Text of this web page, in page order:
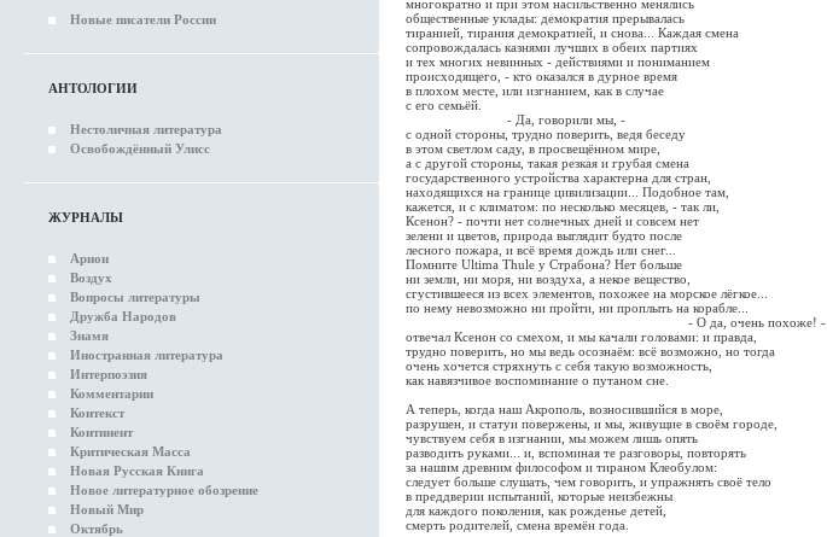
Новые писатели России
АНТОЛОГИИ
Нестоличная литература
Освобождённый Улисс
ЖУРНАЛЫ
Арион
Воздух
Вопросы литературы
Дружба Народов
Знамя
Иностранная литература
Интерпоэзия
Комментарии
Контекст
Континент
Критическая Масса
Новая Русская Книга
Новое литературное обозрение
Новый Мир
Октябрь
многократно и при этом насильственно менялись
общественные уклады: демократия прерывалась
тиранией, тирания демократией, и снова... Каждая смена
сопровождалась казнями лучших в обеих партиях
и тех многих невинных - действиями и пониманием
происходящего, - кто оказался в дурное время
в плохом месте, или изгнанием, как в случае
с его семьёй.
- Да, говорили мы, -
с одной стороны, трудно поверить, ведя беседу
в этом светлом саду, в просвещённом мире,
а с другой стороны, такая резкая и грубая смена
государственного устройства характерна для стран,
находящихся на границе цивилизации... Подобное там,
кажется, и с климатом: по несколько месяцев, - так ли,
Ксенон? - почти нет солнечных дней и совсем нет
зелени и цветов, природа выглядит будто после
лесного пожара, и всё время дождь или снег...
Помните Ultima Thule у Страбона? Нет больше
ни земли, ни моря, ни воздуха, а некое вещество,
сгустившееся из всех элементов, похожее на морское лёгкое...
по нему невозможно ни пройти, ни проплыть на корабле...
- О да, очень похоже! -
отвечал Ксенон со смехом, и мы качали головами: и правда,
трудно поверить, но мы ведь осознаём: всё возможно, но тогда
очень хочется стряхнуть с себя такую возможность,
как навязчивое воспоминание о путаном сне.
А теперь, когда наш Акрополь, возносившийся в море,
разрушен, и статуи повержены, и мы, живущие в своём городе,
чувствуем себя в изгнании, мы можем лишь опять
разводить руками... и, вспоминая те разговоры, повторять
за нашим древним философом и тираном Клеобулом:
следует больше слушать, чем говорить, и упражнять своё тело
в преддверии испытаний, которые неизбежны
для каждого поколения, как рожденье детей,
смерть родителей, смена времён года.